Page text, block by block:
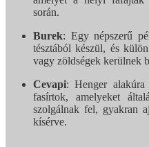
során.
Burek: Egy népszerű
tésztából készül, és
vagy zöldségek kerülnek
Cevapi: Henger
fasírtok, amelyeket
szolgálnak fel, gyakran
kísérve.